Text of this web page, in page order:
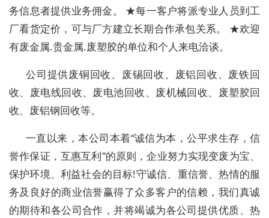
务信息者提供业务佣金。 ★每一客户将派专业人员到工
厂看货定价，可与厂方建立长期合作承包关系。 ★欢迎
有废金属.贵金属.废塑胶的单位和个人来电洽谈。
公司提供废铜回收、废锡回收、废铝回收、废铁回
收、废电线回收、废电池回收、废机械回收、废塑胶回
收、废铝钢回收等。
一直以来，本公司本着“诚信为本，公平求生存，信
誉作保证，互惠互利”的原则，企业努力实现变废为宝、
保护环境、利益社会的目标!守诚信、重信誉、热情的服
务及良好的商业信誉赢得了众多客户的信赖，我们真诚
的期待和各公司合作，并将竭诚为各公司提供优质、热